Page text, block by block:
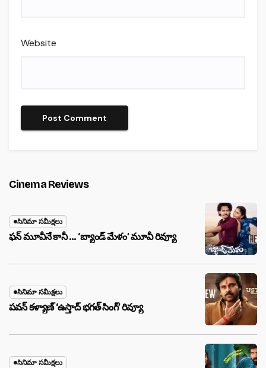
Website
Cinema Reviews
సినిమా సమీక్షలు
ఫన్ మూవీనే కానీ … ‘బ్యాండ్‌ మేళం’ మూవీ రివ్యూ
సినిమా సమీక్షలు
పవన్ కళ్యాణ్ ‘ఉస్తాద్ భ‌గ‌త్ సింగ్’ రివ్యూ
సినిమా సమీక్షలు